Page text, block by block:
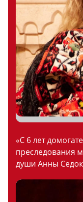
«С 6 лет
преследования
души Анны